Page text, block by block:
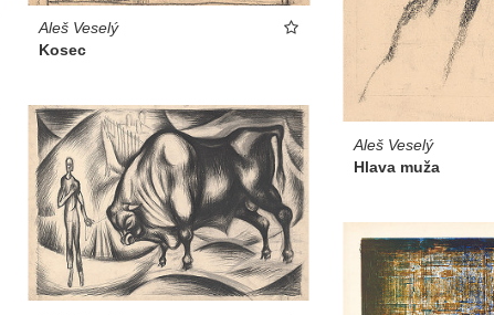
Aleš Veselý
Hlava muža
Aleš Veselý
Kosec